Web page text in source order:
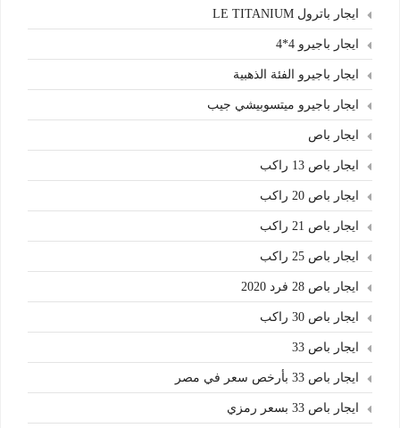
ايجار باترول LE TITANIUM
ايجار باجيرو 4*4
ايجار باجيرو الفئة الذهبية
ايجار باجيرو ميتسوبيشي جيب
ايجار باص
ايجار باص 13 راكب
ايجار باص 20 راكب
ايجار باص 21 راكب
ايجار باص 25 راكب
ايجار باص 28 فرد 2020
ايجار باص 30 راكب
ايجار باص 33
ايجار باص 33 بأرخص سعر في مصر
ايجار باص 33 بسعر رمزي